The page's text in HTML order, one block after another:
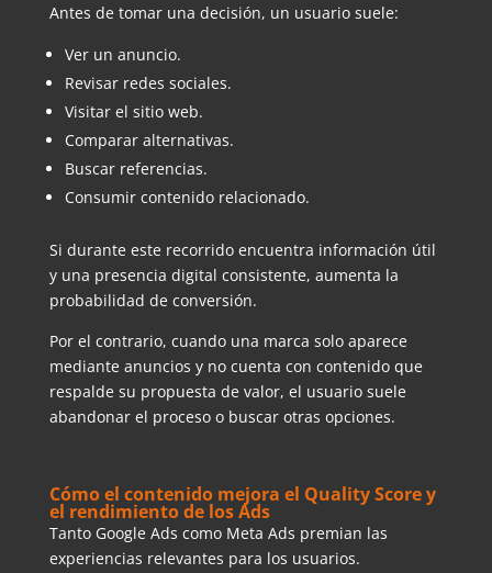
Antes de tomar una decisión, un usuario suele:
Ver un anuncio.
Revisar redes sociales.
Visitar el sitio web.
Comparar alternativas.
Buscar referencias.
Consumir contenido relacionado.
Si durante este recorrido encuentra información útil
y una presencia digital consistente, aumenta la
probabilidad de conversión.
Por el contrario, cuando una marca solo aparece
mediante anuncios y no cuenta con contenido que
respalde su propuesta de valor, el usuario suele
abandonar el proceso o buscar otras opciones.
Cómo el contenido mejora el Quality Score y
el rendimiento de los Ads
Tanto Google Ads como Meta Ads premian las
experiencias relevantes para los usuarios.